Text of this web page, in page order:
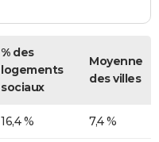
% des
logements
sociaux
Moyenne
des villes
16,4 % 7,4 %